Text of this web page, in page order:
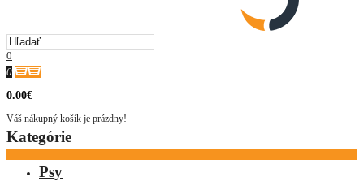
0
0
0.00€
Váš nákupný košík je prázdny!
Kategórie
Psy